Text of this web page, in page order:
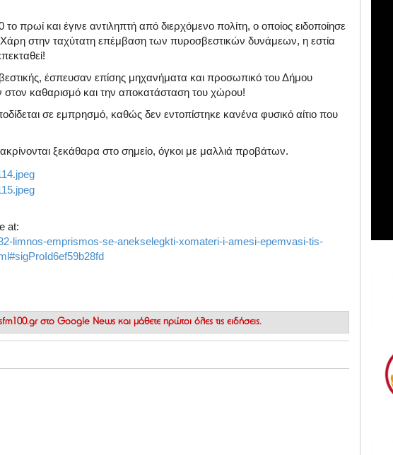
πρωί και έγινε αντιληπτή από διερχόμενο πολίτη, ο οποίος ειδοποίησε
στην ταχύτατη επέμβαση των πυροσβεστικών δυνάμεων, η εστία
έσπευσαν επίσης μηχανήματα και προσωπικό του Δήμου
καθαρισμό και την αποκατάσταση του χώρου!
σε εμπρησμό, καθώς δεν εντοπίστηκε κανένα φυσικό αίτιο που
ξεκάθαρα στο σημείο, όγκοι με μαλλιά προβάτων.
at:
limnos-emprismos-se-anekselegkti-xomateri-i-amesi-epemvasi-tis-
στο Google News και μάθετε πρώτοι όλες τις ειδήσεις.